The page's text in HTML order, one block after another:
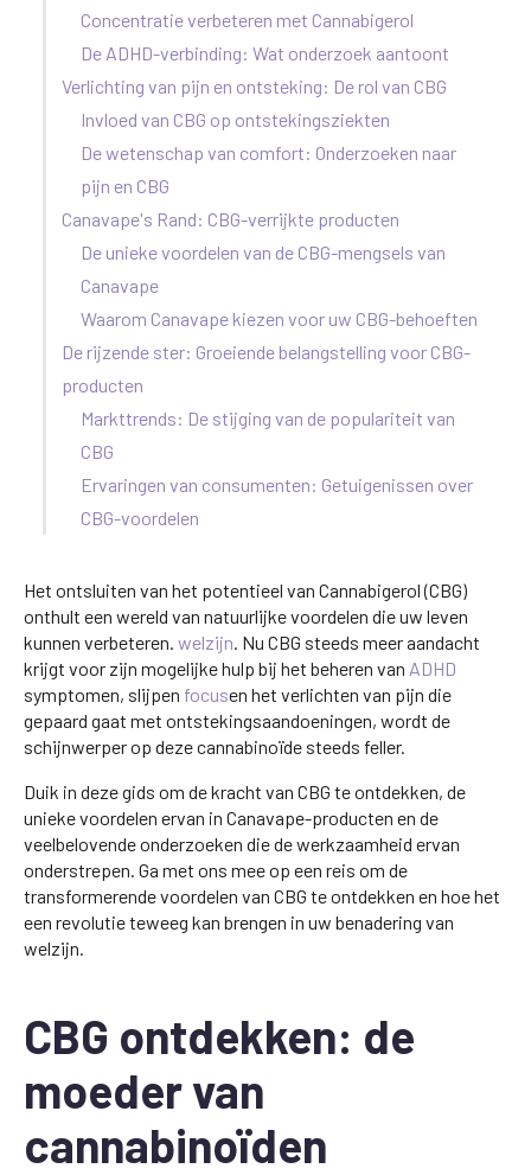
Concentratie verbeteren met Cannabigerol
De ADHD-verbinding: Wat onderzoek aantoont
Verlichting van pijn en ontsteking: De rol van CBG
Invloed van CBG op ontstekingsziekten
De wetenschap van comfort: Onderzoeken naar
pijn en CBG
Canavape's Rand: CBG-verrijkte producten
De unieke voordelen van de CBG-mengsels van
Canavape
Waarom Canavape kiezen voor uw CBG-behoeften
De rijzende ster: Groeiende belangstelling voor CBG-
producten
Markttrends: De stijging van de populariteit van
CBG
Ervaringen van consumenten: Getuigenissen over
CBG-voordelen
Het ontsluiten van het potentieel van Cannabigerol (CBG)
onthult een wereld van natuurlijke voordelen die uw leven
kunnen verbeteren. welzijn. Nu CBG steeds meer aandacht
krijgt voor zijn mogelijke hulp bij het beheren van ADHD
symptomen, slijpen focusen het verlichten van pijn die
gepaard gaat met ontstekingsaandoeningen, wordt de
schijnwerper op deze cannabinoïde steeds feller.
Duik in deze gids om de kracht van CBG te ontdekken, de
unieke voordelen ervan in Canavape-producten en de
veelbelovende onderzoeken die de werkzaamheid ervan
onderstrepen. Ga met ons mee op een reis om de
transformerende voordelen van CBG te ontdekken en hoe het
een revolutie teweeg kan brengen in uw benadering van
welzijn.
CBG ontdekken: de
moeder van
cannabinoïden